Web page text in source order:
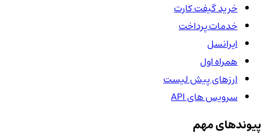
خرید گیفت کارت
خدمات پرداخت
ایرانسل
همراه اول
ارزهای پیش لیست
سرویس های API
پیوندهای مهم